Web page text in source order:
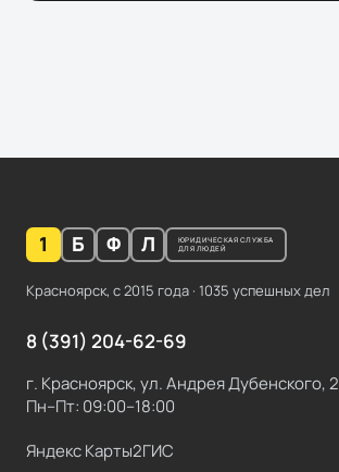
1 Б Ф Л
ЮРИДИЧЕСКАЯ СЛУЖБА
ДЛЯ ЛЮДЕЙ
Красноярск, с 2015 года · 1035 успешных дел
8 (391) 204-62-69
г. Красноярск, ул. Андрея Дубенского, 2
Пн–Пт: 09:00–18:00
Яндекс Карты2ГИС